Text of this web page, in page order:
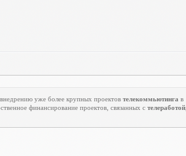
внедрению уже более крупных проектов телекоммьютинга в
финансирование проектов, связанных с телеработой